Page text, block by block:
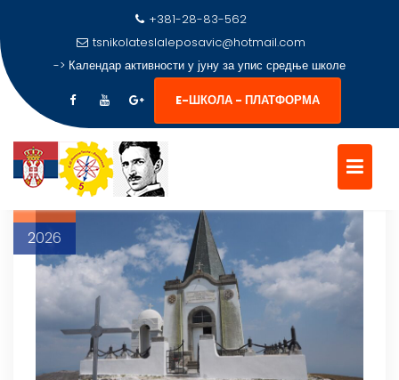
Skip
content
+381-28-83-562
tsnikolateslaleposavic@hotmail.com
-> Календар активности у јуну за упис средње школе
E-ШКОЛА - ПЛАТФОРМА
КАТЕГОРИЈА:ВЛАДАН
РАДОВИЋ
14
2026